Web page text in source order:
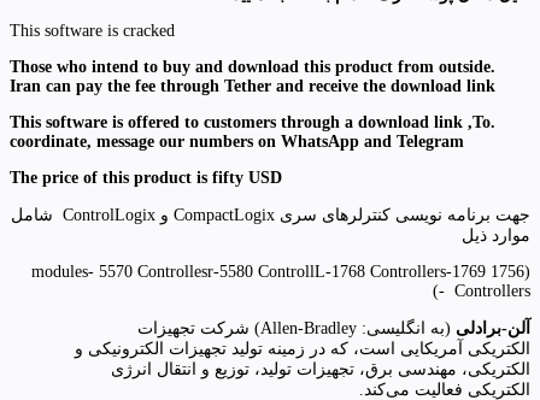
This software is cracked
.Those who intend to buy and download this product from outside
Iran can pay the fee through Tether and receive the download link
.This software is offered to customers through a download link ,
To
coordinate, message our numbers on WhatsApp and Telegram
The price of this product is fifty USD
جهت برنامه نویسی کنترلرهای سری CompactLogix و ControlLogix شامل
موارد ذیل
(1756 modules- 5570 Controllesr-5580 ControllL-1768 Controllers-1769
Controllers -)
آلن-برادلی (به انگلیسی: Allen-Bradley) شرکت تجهیزات
الکتریکی آمریکایی است، که در زمینه تولید تجهیزات الکترونیکی و
الکتریکی، مهندسی برق، تجهیزات تولید، توزیع و انتقال انرژی
الکتریکی فعالیت می‌کند.